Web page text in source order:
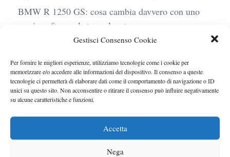
Gestisci Consenso Cookie
Per fornire le migliori esperienze, utilizziamo tecnologie come i cookie per
memorizzare e/o accedere alle informazioni del dispositivo. Il consenso a queste
tecnologie ci permetterà di elaborare dati come il comportamento di navigazione o ID
unici su questo sito. Non acconsentire o ritirare il consenso può influire negativamente
su alcune caratteristiche e funzioni.
Accetta
Nega
BMW R 1250 GS: cosa cambia davvero con uno
scarico aftermarket omologato
Audi Q4 e-Tron 40 Business elettrica: mobilità
sostenibile, stile, anche con noleggio a lungo
termine
Ufficiale l’arrivo degli stop lampeggianti
obbligatori in Italia
Peugeot